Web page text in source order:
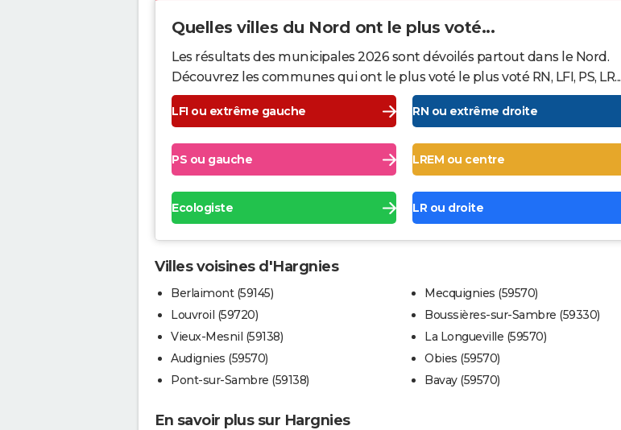
Quelles villes du Nord ont le plus voté...
Les résultats des municipales 2026 sont dévoilés partout dans le Nord.
Découvrez les communes qui ont le plus voté le plus voté RN, LFI, PS, LR...
LFI ou extrême gauche RN ou extrême droite
PS ou gauche LREM ou centre
Ecologiste LR ou droite
Villes voisines d'Hargnies
Berlaimont (59145)
Louvroil (59720)
Vieux-Mesnil (59138)
Audignies (59570)
Pont-sur-Sambre (59138)
Mecquignies (59570)
Boussières-sur-Sambre (59330)
La Longueville (59570)
Obies (59570)
Bavay (59570)
En savoir plus sur Hargnies